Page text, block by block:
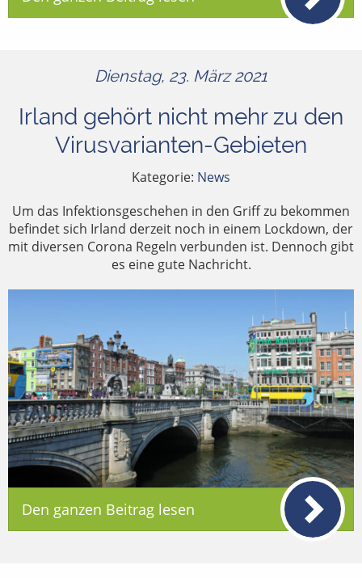
Dienstag, 23. März 2021
Irland gehört nicht mehr zu den
Virusvarianten-Gebieten
Kategorie: News
Um das Infektionsgeschehen in den Griff zu bekommen
befindet sich Irland derzeit noch in einem Lockdown, der
mit diversen Corona Regeln verbunden ist. Dennoch gibt
es eine gute Nachricht.
Den ganzen Beitrag lesen